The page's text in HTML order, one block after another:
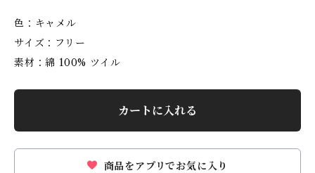
色：キャメル
サイズ：フリー
素材：綿 100% ツイル
カートに入れる
商品をアプリでお気に入り